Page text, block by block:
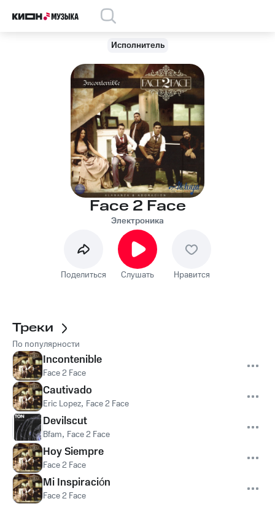
Исполнитель
Face 2 Face
Электроника
Поделиться Слушать Нравится
Треки
По популярности
Incontenible
Face 2 Face
Cautivado
Eric Lopez, Face 2 Face
Devilscut
Bfam, Face 2 Face
Hoy Siempre
Face 2 Face
Mi Inspiración
Face 2 Face